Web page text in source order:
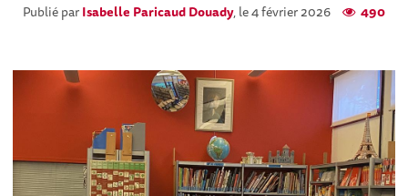
Publié parIsabelle Paricaud Douady, le 4 février 2026 490